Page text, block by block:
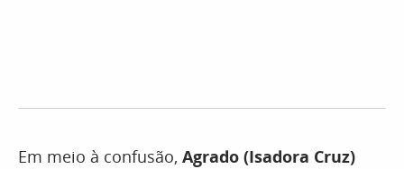
Em meio à confusão, Agrado (Isadora Cruz)